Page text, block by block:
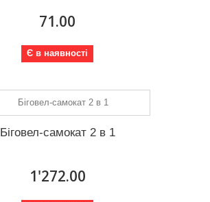
71.00
Є в наявності
Біговел-самокат 2 в 1
1'272.00